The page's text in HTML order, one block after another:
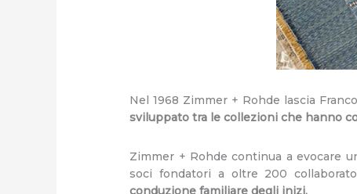
Nel 1968 Zimmer + Rohde lascia
sviluppato tra le collezioni che hanno
Zimmer + Rohde continua a evocare
soci fondatori a oltre 200
conduzione familiare degli inizi.